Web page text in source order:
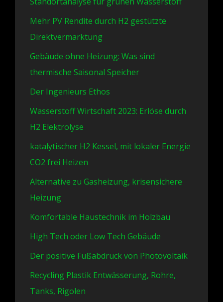
Mehr PV Rendite durch H2 gestützte
Direktvermarktung
Gebäude ohne Heizung: Was sind
thermische Saisonal Speicher
Der Ingenieurs Ethos
Wasserstoff Wirtschaft 2023: Erlöse durch
H2 Elektrolyse
katalytischer H2 Kessel, mit lokaler Energie
CO2 frei Heizen
Alternative zu Gasheizung, krisensichere
Heizung
Komfortable Haustechnik im Holzbau
High Tech oder Low Tech Gebäude
Der positive Fußabdruck von Photovoltaik
Recycling Plastik Entwässerung, Rohre,
Tanks, Rigolen